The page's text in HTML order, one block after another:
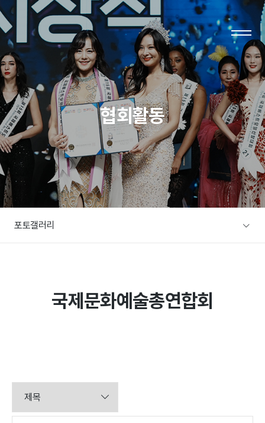
LOG IN JOIN
협회소개
협회소개
회장인사말
연혁
조직도
공지/문의
주요사업
사업소개
사업분야
협회활동
포토갤러리
국제문화예술총연합회